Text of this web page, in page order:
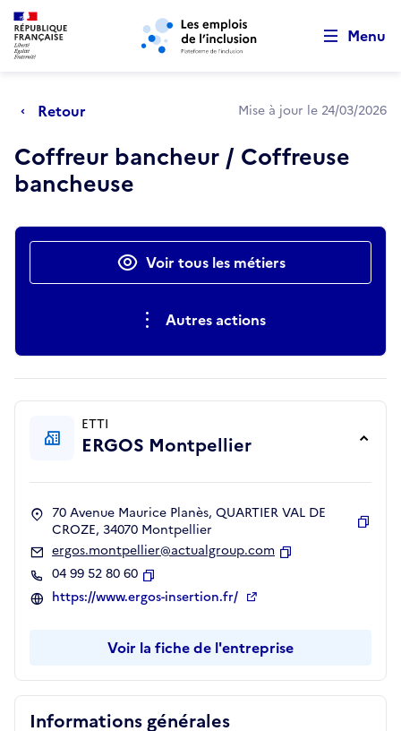
Aller au menu principal Aller au contenu principal
Menu
Retour Mise à jour le 24/03/2026
Coffreur bancheur / Coffreuse
bancheuse
Actions rapidesVoir tous les métiers
Autres actions
Informations générales
ETTI
ERGOS Montpellier
70 Avenue Maurice Planès, QUARTIER VAL DE
CROZE, 34070 Montpellier
ergos.montpellier@actualgroup.com
04 99 52 80 60
Copier
https://www.ergos-insertion.fr/
Voir la fiche de l'entreprise
Retour au début de la page
Panneau de gestion des cookies